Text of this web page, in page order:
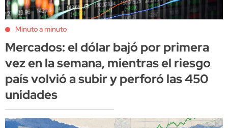
Minuto a minuto
Mercados: el dólar bajó por primera
vez en la semana, mientras el riesgo
país volvió a subir y perforó las 450
unidades